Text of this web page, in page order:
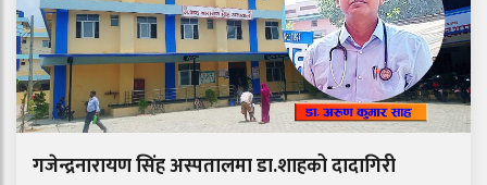
गजेन्द्रनारायण सिंह अस्पतालमा डा.शाहको दादागिरी